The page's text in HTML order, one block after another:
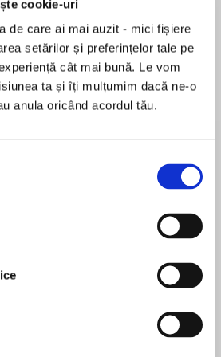
cookie-uri
de care ai mai auzit - mici fișiere
setărilor și preferințelor tale pe
cât mai bună. Le vom
ta și îți mulțumim dacă ne-o
anula oricând acordul tău.
who needs enemies. . .
family no good girl wants to
good looks, but she’s
well.
always the nice one, until he
family business. Nancy is
author Kimberley